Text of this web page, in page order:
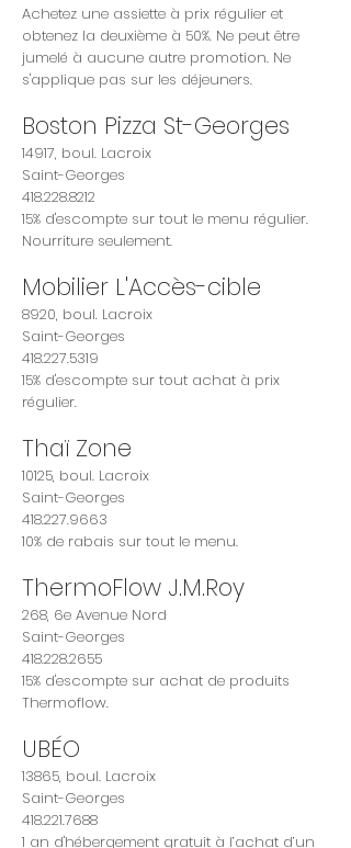
Achetez une assiette à prix régulier et
obtenez la deuxième à 50%. Ne peut être
jumelé à aucune autre promotion. Ne
s'applique pas sur les déjeuners.
Boston Pizza St-Georges
14917, boul. Lacroix
Saint-Georges
418.228.8212
15% d'escompte sur tout le menu régulier.
Nourriture seulement.
Mobilier L'Accès-cible
8920, boul. Lacroix
Saint-Georges
418.227.5319
15% d'escompte sur tout achat à prix
régulier.
Thaï Zone
10125, boul. Lacroix
Saint-Georges
418.227.9663
10% de rabais sur tout le menu.
ThermoFlow J.M.Roy
268, 6e Avenue Nord
Saint-Georges
418.228.2655
15% d'escompte sur achat de produits
Thermoflow.
UBÉO
13865, boul. Lacroix
Saint-Georges
418.221.7688
1 an d'hébergement gratuit à l’achat d’un